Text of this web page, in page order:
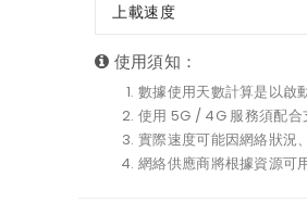
上載速度
使用須知：
數據使用天數計算是以啟
使用 5G / 4G 服務須配合
實際速度可能因網絡狀況
網絡供應商將根據資源可